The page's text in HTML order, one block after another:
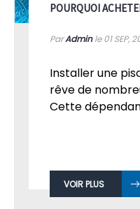
POURQUOI
ParAdminle 01SEP,
Installer une
rêve de
Cette
VOIR PLUS